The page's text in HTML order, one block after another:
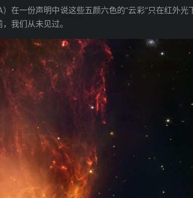
在一份声明中说这些五颜六色的“云彩”只在红外光
我们从未见过。